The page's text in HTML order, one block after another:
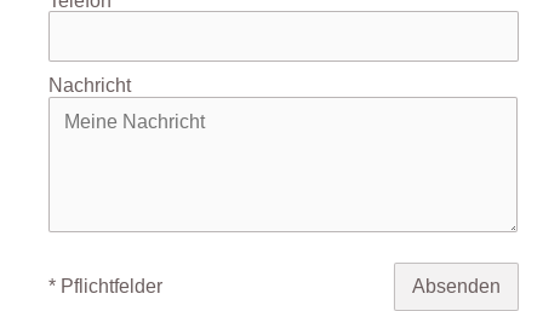
Nachricht
* Pflichtfelder